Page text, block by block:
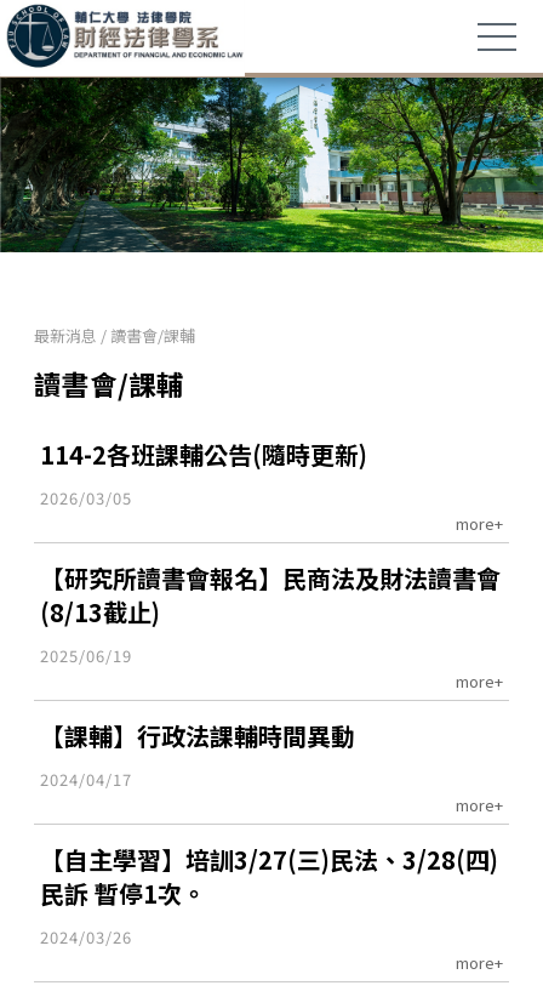
最新消息 / 讀書會/課輔
讀書會/課輔
114-2各班課輔公告(隨時更新)
2026/03/05
more+
【研究所讀書會報名】民商法及財法讀書會
(8/13截止)
2025/06/19
more+
【課輔】行政法課輔時間異動
2024/04/17
more+
【自主學習】培訓3/27(三)民法、3/28(四)
民訴 暫停1次。
2024/03/26
more+